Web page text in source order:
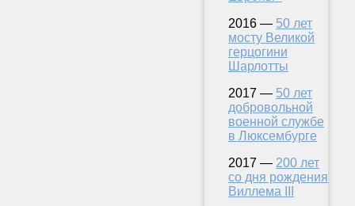
2016 — 50 лет
мосту Великой
герцогини
Шарлотты
2017 — 50 лет
добровольной
военной службе
в Люксембурге
2017 — 200 лет
со дня рождения
Виллема III